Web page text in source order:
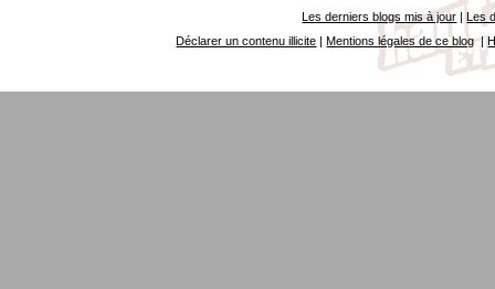
Les derniers blogs mis à jour |Les
Déclarer un contenu illicite |Mentions légales de ce blog|